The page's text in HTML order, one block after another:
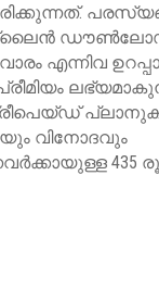
എന്നിവ
വിനോദവും
435